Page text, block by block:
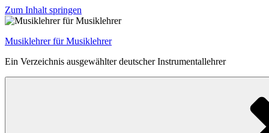
Zum Inhalt springen
Musiklehrer für Musiklehrer
Ein Verzeichnis ausgewählter deutscher Instrumentallehrer